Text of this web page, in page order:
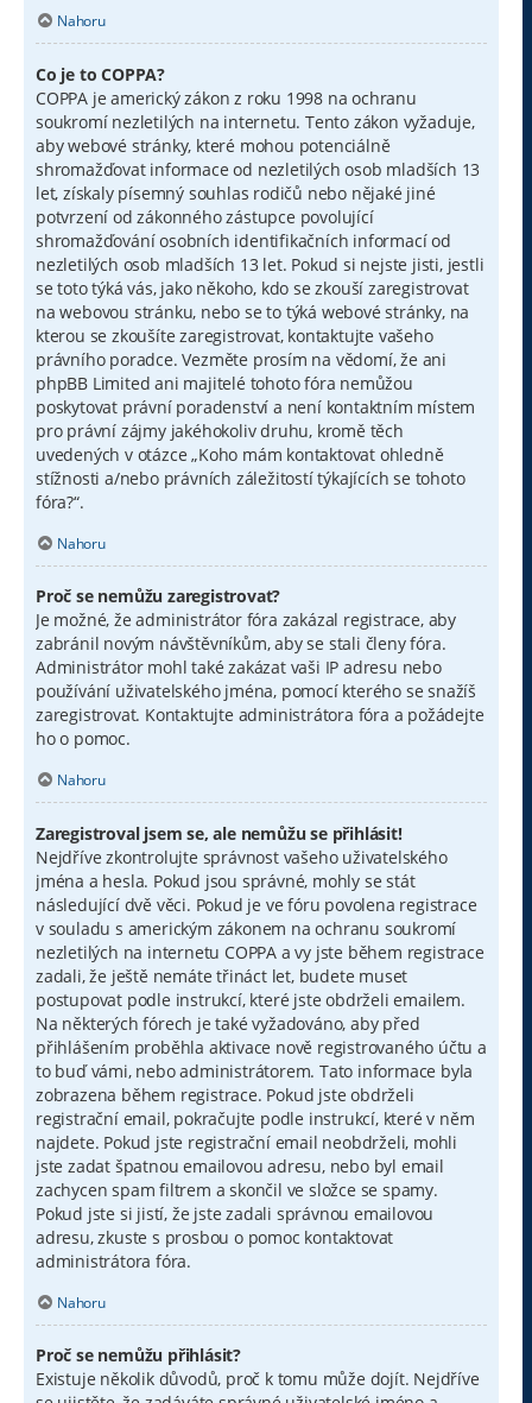
Nahoru
Co je to COPPA?
COPPA je americký zákon z roku 1998 na ochranu
soukromí nezletilých na internetu. Tento zákon vyžaduje,
aby webové stránky, které mohou potenciálně
shromažďovat informace od nezletilých osob mladších 13
let, získaly písemný souhlas rodičů nebo nějaké jiné
potvrzení od zákonného zástupce povolující
shromažďování osobních identifikačních informací od
nezletilých osob mladších 13 let. Pokud si nejste jisti, jestli
se toto týká vás, jako někoho, kdo se zkouší zaregistrovat
na webovou stránku, nebo se to týká webové stránky, na
kterou se zkoušíte zaregistrovat, kontaktujte vašeho
právního poradce. Vezměte prosím na vědomí, že ani
phpBB Limited ani majitelé tohoto fóra nemůžou
poskytovat právní poradenství a není kontaktním místem
pro právní zájmy jakéhokoliv druhu, kromě těch
uvedených v otázce „Koho mám kontaktovat ohledně
stížnosti a/nebo právních záležitostí týkajících se tohoto
fóra?“.
Nahoru
Proč se nemůžu zaregistrovat?
Je možné, že administrátor fóra zakázal registrace, aby
zabránil novým návštěvníkům, aby se stali členy fóra.
Administrátor mohl také zakázat vaši IP adresu nebo
používání uživatelského jména, pomocí kterého se snažíš
zaregistrovat. Kontaktujte administrátora fóra a požádejte
ho o pomoc.
Nahoru
Zaregistroval jsem se, ale nemůžu se přihlásit!
Nejdříve zkontrolujte správnost vašeho uživatelského
jména a hesla. Pokud jsou správné, mohly se stát
následující dvě věci. Pokud je ve fóru povolena registrace
v souladu s americkým zákonem na ochranu soukromí
nezletilých na internetu COPPA a vy jste během registrace
zadali, že ještě nemáte třináct let, budete muset
postupovat podle instrukcí, které jste obdrželi emailem.
Na některých fórech je také vyžadováno, aby před
přihlášením proběhla aktivace nově registrovaného účtu a
to buď vámi, nebo administrátorem. Tato informace byla
zobrazena během registrace. Pokud jste obdrželi
registrační email, pokračujte podle instrukcí, které v něm
najdete. Pokud jste registrační email neobdrželi, mohli
jste zadat špatnou emailovou adresu, nebo byl email
zachycen spam filtrem a skončil ve složce se spamy.
Pokud jste si jistí, že jste zadali správnou emailovou
adresu, zkuste s prosbou o pomoc kontaktovat
administrátora fóra.
Nahoru
Proč se nemůžu přihlásit?
Existuje několik důvodů, proč k tomu může dojít. Nejdříve